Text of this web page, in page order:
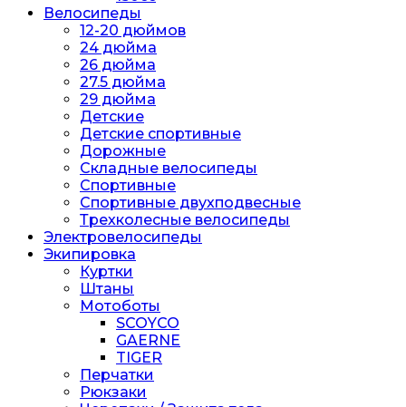
Велосипеды
12-20 дюймов
24 дюйма
26 дюйма
27.5 дюйма
29 дюйма
Детские
Детские спортивные
Дорожные
Складные велосипеды
Спортивные
Спортивные двухподвесные
Трехколесные велосипеды
Электровелосипеды
Экипировка
Куртки
Штаны
Мотоботы
SCOYCO
GAERNE
TIGER
Перчатки
Рюкзаки